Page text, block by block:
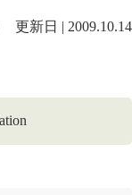
更新日 | 2009.10.14